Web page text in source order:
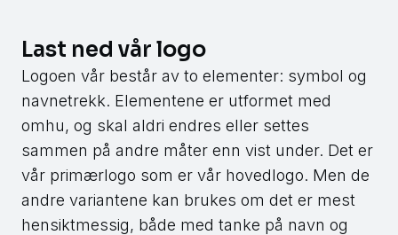
Last ned vår logo
Logoen vår består av to elementer: symbol og
navnetrekk. Elementene er utformet med
omhu, og skal aldri endres eller settes
sammen på andre måter enn vist under. Det er
vår primærlogo som er vår hovedlogo. Men de
andre variantene kan brukes om det er mest
hensiktmessig, både med tanke på navn og